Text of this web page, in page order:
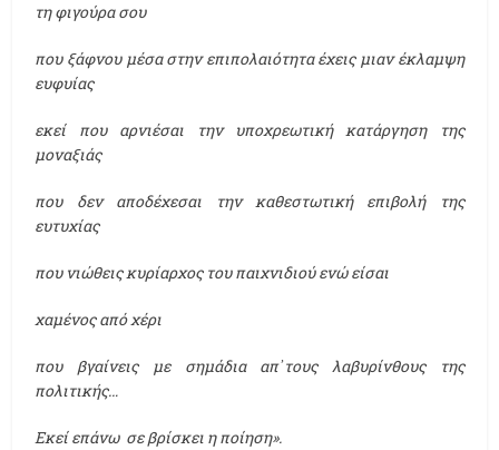
τη φιγούρα σου
που ξάφνου μέσα στην επιπολαιότητα έχεις μιαν έκλαμψη
ευφυίας
εκεί που αρνιέσαι την υποχρεωτική κατάργηση της
μοναξιάς
που δεν αποδέχεσαι την καθεστωτική επιβολή της
ευτυχίας
που νιώθεις κυρίαρχος του παιχνιδιού ενώ είσαι
χαμένος από χέρι
που βγαίνεις με σημάδια απ᾽τους λαβυρίνθους της
πολιτικής…
Εκεί επάνω σε βρίσκει η ποίηση».